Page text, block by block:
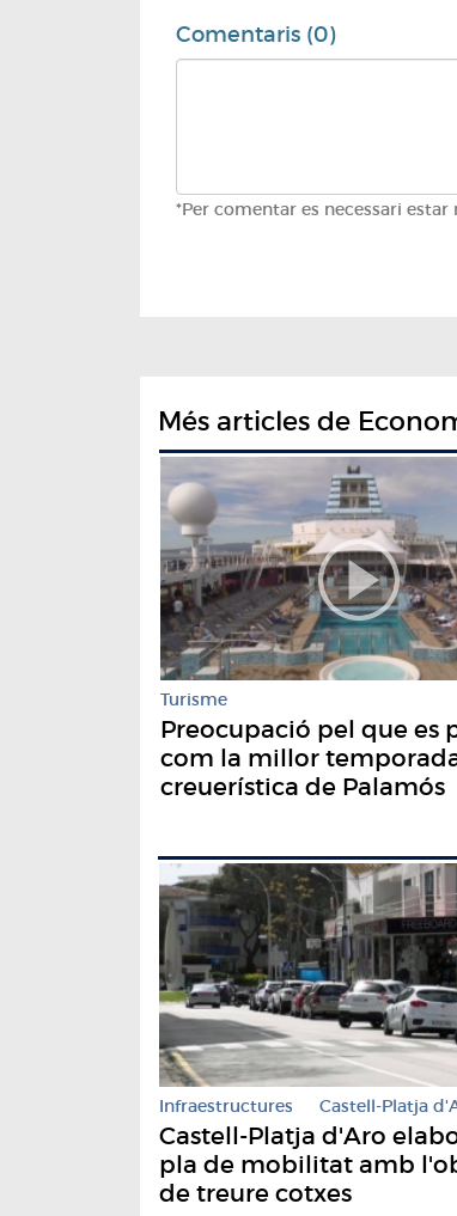
Comentaris (0)
*Per comentar es necessari estar
Més articles de
Turisme
Preocupació pel que es
com la millor
creuerística de Palamós
Infraestructures Castell-Platja
Castell-Platja d'Aro
pla de mobilitat amb
de treure cotxes